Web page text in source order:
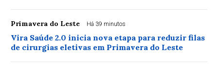
Primavera do Leste Há 39 minutos
Vira Saúde 2.0 inicia nova etapa para reduzir filas
de cirurgias eletivas em Primavera do Leste